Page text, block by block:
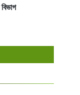
বিভাগ